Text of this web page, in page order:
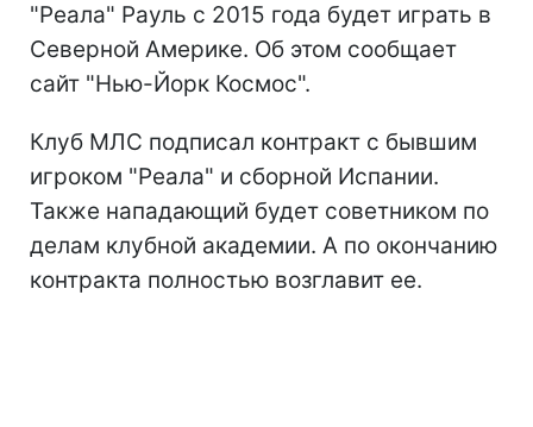
"Реала" Рауль с 2015 года будет играть в
Северной Америке. Об этом сообщает
сайт "Нью-Йорк Космос".
Клуб МЛС подписал контракт с бывшим
игроком "Реала" и сборной Испании.
Также нападающий будет советником по
делам клубной академии. А по окончанию
контракта полностью возглавит ее.